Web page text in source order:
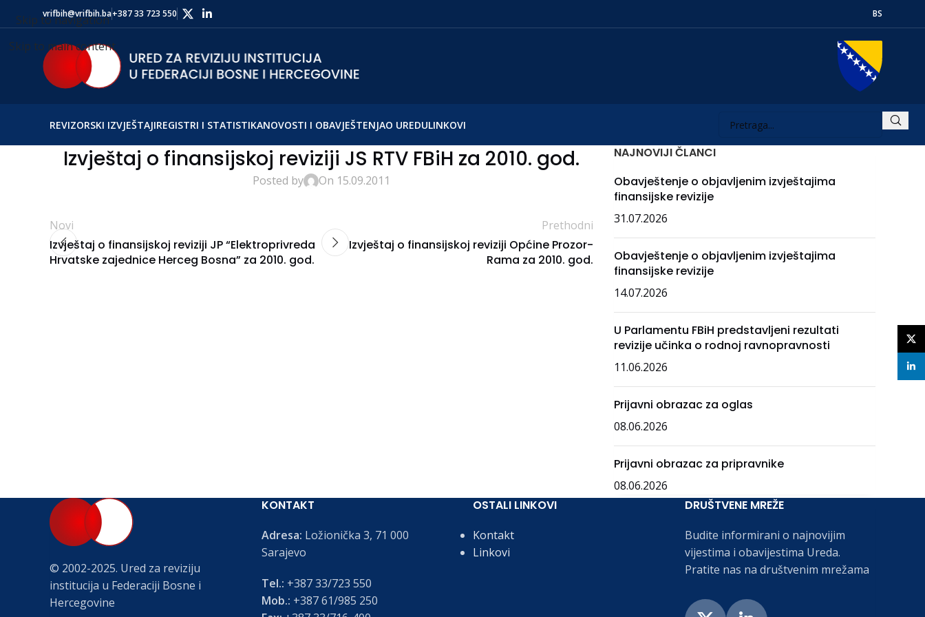
Skip to navigation
Skip to main content
vrifbih@vrifbih.ba+387 33 723 550 BS
REVIZORSKI IZVJEŠTAJIREGISTRI I STATISTIKANOVOSTI I OBAVJEŠTENJAO UREDULINKOVI
Izvještaj o finansijskoj reviziji JS RTV FBiH za 2010. god.
Posted by On 15.09.2011
Novi
Izvještaj o finansijskoj reviziji JP “Elektroprivreda
Hrvatske zajednice Herceg Bosna” za 2010. god.
Prethodni
Izvještaj o finansijskoj reviziji Općine Prozor-
Rama za 2010. god.
NAJNOVIJI ČLANCI
Obavještenje o objavljenim izvještajima
finansijske revizije
31.07.2026
Obavještenje o objavljenim izvještajima
finansijske revizije
14.07.2026
U Parlamentu FBiH predstavljeni rezultati
revizije učinka o rodnoj ravnopravnosti
11.06.2026
Prijavni obrazac za oglas
08.06.2026
Prijavni obrazac za pripravnike
08.06.2026
© 2002-2025. Ured za reviziju
institucija u Federaciji Bosne i
Hercegovine
KONTAKT
Adresa: Ložionička 3, 71 000
Sarajevo
Tel.: +387 33/723 550
Mob.: +387 61/985 250
OSTALI LINKOVI
Kontakt
Linkovi
DRUŠTVENE MREŽE
Budite informirani o najnovijim
vijestima i obavijestima Ureda.
Pratite nas na društvenim mrežama